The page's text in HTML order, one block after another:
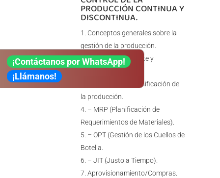
PRODUCCIÓN CONTINUA Y
DISCONTINUA.
Conceptos generales sobre la
gestión de la producción.
– Nociones de coste y
– Sistemas de planificación de
la producción.
– MRP (Planificación de
Requerimientos de Materiales).
– OPT (Gestión de los Cuellos de
Botella.
– JIT (Justo a Tiempo).
Aprovisionamiento/Compras.
¡Contáctanos por WhatsApp!
¡Llámanos!